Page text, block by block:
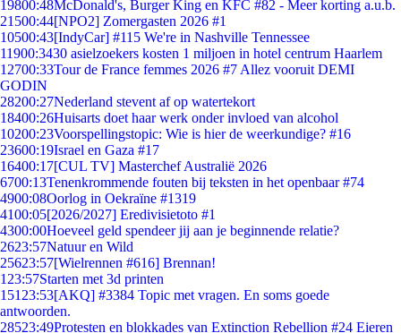
19800:48McDonald's, Burger King en KFC #82 - Meer korting a.u.b.
21500:44[NPO2] Zomergasten 2026 #1
10500:43[IndyCar] #115 We're in Nashville Tennessee
11900:3430 asielzoekers kosten 1 miljoen in hotel centrum Haarlem
12700:33Tour de France femmes 2026 #7 Allez vooruit DEMI
GODIN
28200:27Nederland stevent af op watertekort
18400:26Huisarts doet haar werk onder invloed van alcohol
10200:23Voorspellingstopic: Wie is hier de weerkundige? #16
23600:19Israel en Gaza #17
16400:17[CUL TV] Masterchef Australië 2026
6700:13Tenenkrommende fouten bij teksten in het openbaar #74
4900:08Oorlog in Oekraïne #1319
4100:05[2026/2027] Eredivisietoto #1
4300:00Hoeveel geld spendeer jij aan je beginnende relatie?
2623:57Natuur en Wild
25623:57[Wielrennen #616] Brennan!
1 23:57Starten met 3d printen
151 23:53[AKQ] #3384 Topic met vragen. En soms goede
antwoorden.
28523:49Protesten en blokkades van Extinction Rebellion #24 Eieren